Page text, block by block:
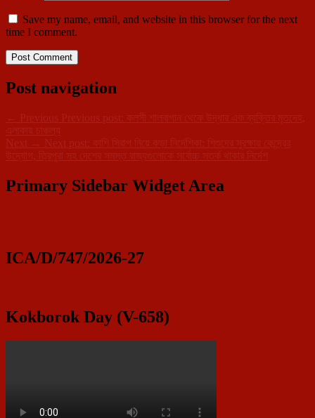
Save my name, email, and website in this browser for the next
time I comment.
Post navigation
← Previous Previous post:
কলসী শালবাগান থেকে উদ্ধার এক ব্যক্তির মৃতদেহ,
এলাকায় চাঞ্চল্য
Next → Next post:
কাশি সিরাপ নিয়ে কড়া নির্দেশিকা: শিশুদের সুরক্ষায় কেন্দ্রের
উদ্যোগ, ত্রিপুরা সহ দেশের সমস্ত রাজ্যগুলোকে সর্বোচ্চ সতর্ক থাকার নির্দেশ
Primary Sidebar Widget Area
ICA/D/747/2026-27
Kokborok Day (V-658)